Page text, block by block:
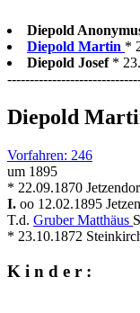
Diepold
Diepold Martin *
Diepold Josef *
Diepold
Vorfahren: 246
um 1895
* 22.09.1870
I. oo 12.02.1895
T.d. Gruber Matthäus
* 23.10.1872
K i n d e r :